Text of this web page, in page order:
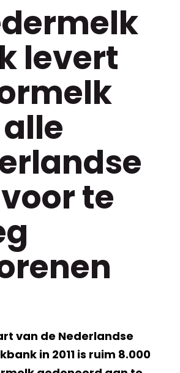
levert
voor te
van de Nederlandse
in 2011 is ruim 8.000